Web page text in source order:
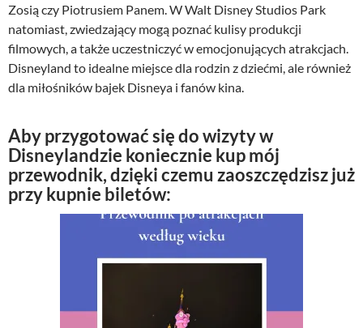
Zosią czy Piotrusiem Panem. W Walt Disney Studios Park
natomiast, zwiedzający mogą poznać kulisy produkcji
filmowych, a także uczestniczyć w emocjonujących atrakcjach.
Disneyland to idealne miejsce dla rodzin z dziećmi, ale również
dla miłośników bajek Disneya i fanów kina.
Aby przygotować się do wizyty w
Disneylandzie koniecznie kup mój
przewodnik, dzięki czemu zaoszczędzisz już
przy kupnie biletów: